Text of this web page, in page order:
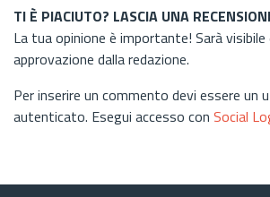
TI È PIACIUTO? LASCIA UNA
La tua opinione è importante! Sarà visibile
approvazione dalla redazione.
Per inserire un commento devi essere un
autenticato. Esegui accesso con Social